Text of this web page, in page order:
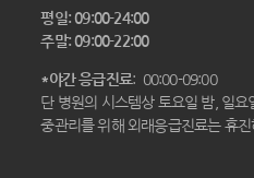
평일: 09:00-24:00
주말: 09:00-22:00
*야간 응급진료: 00:00-09:00
단 병원의 시스템상 토요일 밤, 일
중관리를 위해 외래응급진료는 휴진